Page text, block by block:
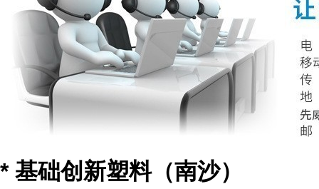
* 基础创新塑料（南沙）